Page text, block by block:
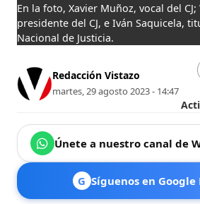
En la foto, Xavier Muñoz, vocal del
presidente del CJ, e Iván Saquicela,
Nacional de Justicia.
Redacción Vistazo
martes, 29 agosto 2023 - 14:47
Únete a nuestro canal de
G Síguenos en Google